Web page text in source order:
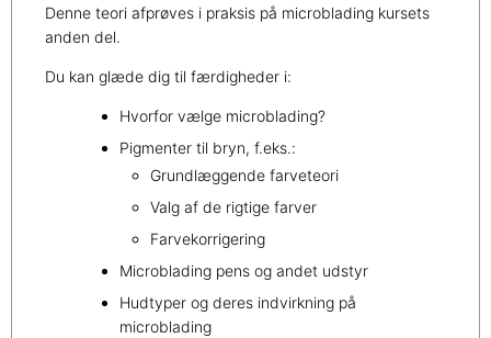
Denne teori afprøves i praksis på microblading kursets
anden del.
Du kan glæde dig til færdigheder i:
Hvorfor vælge microblading?
Pigmenter til bryn, f.eks.:
Grundlæggende farveteori
Valg af de rigtige farver
Farvekorrigering
Microblading pens og andet udstyr
Hudtyper og deres indvirkning på
microblading